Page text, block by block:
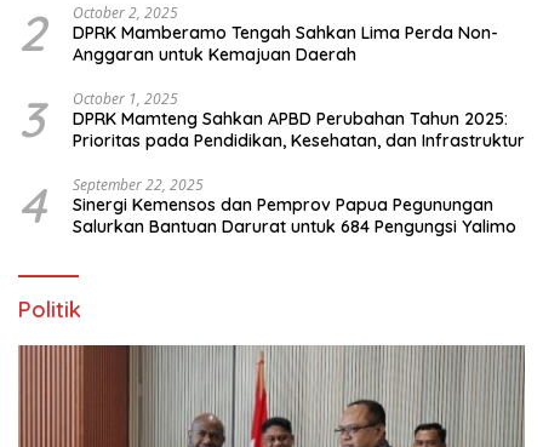
2 October 2, 2025
DPRK Mamberamo Tengah Sahkan Lima Perda Non-
Anggaran untuk Kemajuan Daerah
3 October 1, 2025
DPRK Mamteng Sahkan APBD Perubahan Tahun 2025:
Prioritas pada Pendidikan, Kesehatan, dan Infrastruktur
4 September 22, 2025
Sinergi Kemensos dan Pemprov Papua Pegunungan
Salurkan Bantuan Darurat untuk 684 Pengungsi Yalimo
Politik